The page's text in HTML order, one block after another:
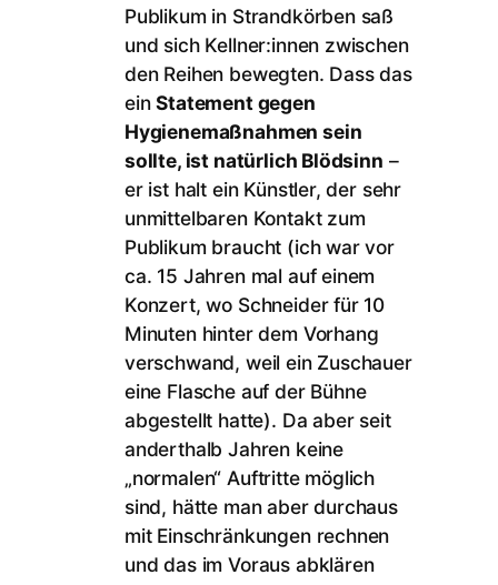
Publikum in Strandkörben saß
und sich Kellner:innen zwischen
den Reihen bewegten. Dass das
einStatement gegen
Hygienemaßnahmen sein
sollte, ist natürlich Blödsinn –
er ist halt ein Künstler, der sehr
unmittelbaren Kontakt zum
Publikum braucht (ich war vor
ca. 15 Jahren mal auf einem
Konzert, wo Schneider für 10
Minuten hinter dem Vorhang
verschwand, weil ein Zuschauer
eine Flasche auf der Bühne
abgestellt hatte). Da aber seit
anderthalb Jahren keine
„normalen“ Auftritte möglich
sind, hätte man aber durchaus
mit Einschränkungen rechnen
und das im Voraus abklären